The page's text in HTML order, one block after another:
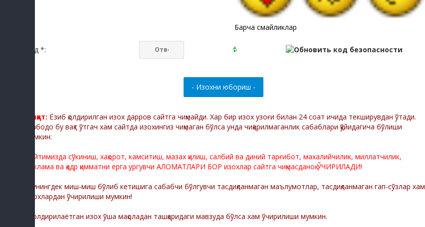
Барча смайликлар
Код *:
Диққат: Ёзиб қолдирилган изох дарров сайтга чиқмайди. Хар бир изох узоғи билан 24 соат ичида текширувдан ўтади.
Мабодо бу вақт ўтгач хам сайтда изохингиз чиқмаган бўлса унда чиқарилмаганлик сабаблари қўйидагича бўлиши
мумкин:
Сайтимизда сўкиниш, хақорот, камситиш, мазах қилиш, салбий ва диний тарғибот, махалийчилик, миллатчилик,
реклама ва қадр қимматни ерга ургувчи АЛОМАТЛАРИ БОР изохлар сайтга чиқмасданоқ ЎЧИРИЛАДИ!
Шунингдек миш-миш бўлиб кетишига сабабчи бўлгувчи тасдиқланмаган маълумотлар, тасдиқланмаган гап-сўзлар хам
изохлардан ўчирилиши мумкин!
-Қолдирилаётган изох ўша мақоладан ташқаридаги мавзуда бўлса хам ўчирилиши мумкин.